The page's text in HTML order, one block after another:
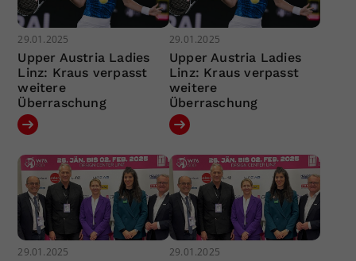
29.01.2025
Upper Austria Ladies
Linz: Kraus verpasst
weitere
Überraschung
29.01.2025
Upper Austria Ladies
Linz: Kraus verpasst
weitere
Überraschung
29.01.2025 29.01.2025